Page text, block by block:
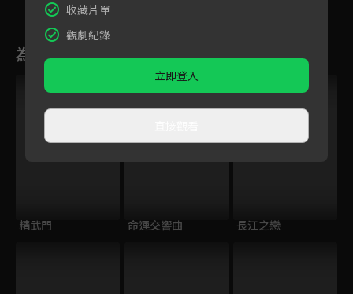
為您推薦
精武門 命運交響曲 長江之戀
收藏片單
觀劇紀錄
立即登入